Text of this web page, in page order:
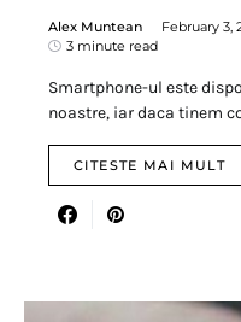
Alex Muntean February 3,
3 minute read
Smartphone-ul este
noastre, iar daca tinem
CITESTE MAI MULT